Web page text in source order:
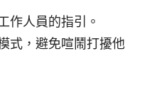
作人員的指引。
式，避免喧鬧打擾他